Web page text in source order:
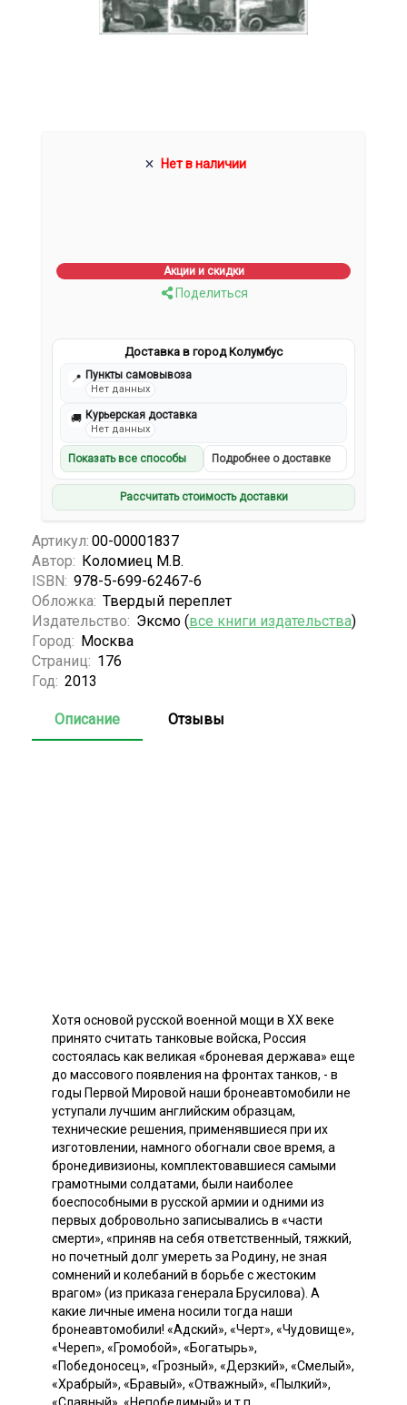
Нет в наличии
Акции и скидки
Поделиться
Доставка в город Колумбус
📍 Пункты самовывоза
Нет данных
🚚 Курьерская доставка
Нет данных
Показать все способы Подробнее о доставке
Рассчитать стоимость доставки
Артикул: 00-00001837
Автор: Коломиец М.В.
ISBN: 978-5-699-62467-6
Обложка: Твердый переплет
Издательство: Эксмо (все книги издательства)
Город: Москва
Страниц: 176
Год: 2013
Описание Отзывы
Хотя основой русской военной мощи в XX веке
принято считать танковые войска, Россия
состоялась как великая «броневая держава» еще
до массового появления на фронтах танков, - в
годы Первой Мировой наши бронеавтомобили не
уступали лучшим английским образцам,
технические решения, применявшиеся при их
изготовлении, намного обогнали свое время, а
бронедивизионы, комплектовавшиеся самыми
грамотными солдатами, были наиболее
боеспособными в русской армии и одними из
первых добровольно записывались в «части
смерти», «приняв на себя ответственный, тяжкий,
но почетный долг умереть за Родину, не зная
сомнений и колебаний в борьбе с жестоким
врагом» (из приказа генерала Брусилова). А
какие личные имена носили тогда наши
бронеавтомобили! «Адский», «Черт», «Чудовище»,
«Череп», «Громобой», «Богатырь»,
«Победоносец», «Грозный», «Дерзкий», «Смелый»,
«Храбрый», «Бравый», «Отважный», «Пылкий»,
«Славный», «Непобедимый» и т.п.